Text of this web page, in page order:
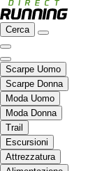
Cerca
Scarpe Uomo
Scarpe Donna
Moda Uomo
Moda Donna
Trail
Escursioni
Attrezzatura